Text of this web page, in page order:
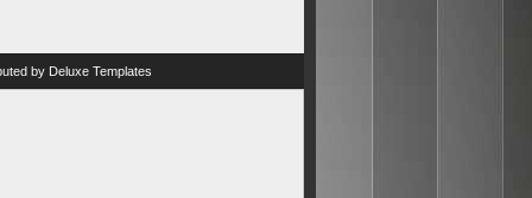
by Deluxe Templates